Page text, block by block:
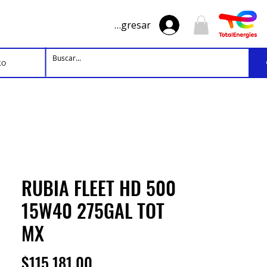
Ingresar
RUBIA FLEET HD 500
15W40 275GAL TOT
MX